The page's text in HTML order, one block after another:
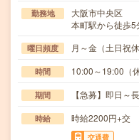
勤務地
大阪市中央区
本町駅から徒歩5
曜日頻度 月～金（土日祝休
時間 10:00～19:00（
期間 【急募】即日～
時給 時給2200円+交
交通費